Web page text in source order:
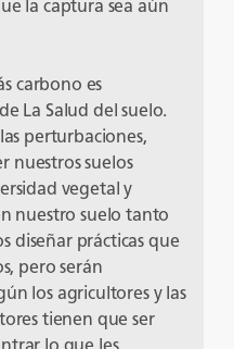
la captura sea aún
carbono es
La Salud del suelo.
perturbaciones,
nuestros suelos
vegetal y
nuestro suelo tanto
diseñar prácticas que
pero serán
los agricultores y las
tienen que ser